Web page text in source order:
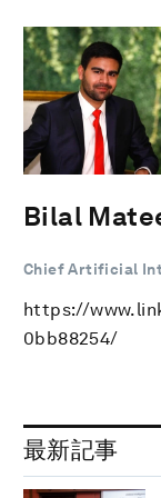
Bilal
Chief Artificial
https://
0bb88254/
最新記事